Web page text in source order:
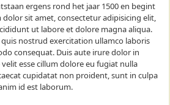
ergens rond het jaar 1500 en begint
sit amet, consectetur adipisicing elit,
ut labore et dolore magna aliqua.
nostrud exercitation ullamco laboris
consequat. Duis aute irure dolor in
esse cillum dolore eu fugiat nulla
cupidatat non proident, sunt in culpa
id est laborum.